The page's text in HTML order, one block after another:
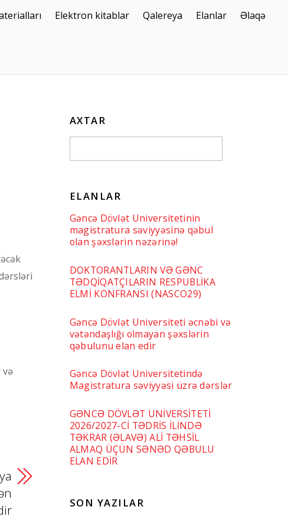
Elektron kitablar Qalereya Elanlar Əlaqə
AXTAR
ELANLAR
Gəncə Dövlət Universitetinin
magistratura səviyyəsinə qəbul
olan şəxslərin nəzərinə!
DOKTORANTLARIN VƏ GƏNC
TƏDQİQATÇILARIN RESPUBLİKA
ELMİ KONFRANSI (NASCO29)
Gəncə Dövlət Universiteti əcnəbi və
vətəndaşlığı olmayan şəxslərin
qəbulunu elan edir
Gəncə Dövlət Universitetində
Magistratura səviyyəsi üzrə dərslər
GƏNCƏ DÖVLƏT UNİVERSİTETİ
2026/2027-Cİ TƏDRİS İLİNDƏ
TƏKRAR (ƏLAVƏ) ALİ TƏHSİL
ALMAQ ÜÇÜN SƏNƏD QƏBULU
ELAN EDİR
SON YAZILAR